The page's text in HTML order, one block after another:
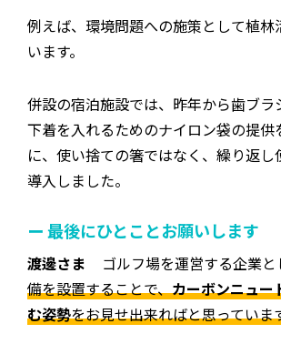
例えば、環境問題への施策として植林
います。
併設の宿泊施設では、昨年から歯ブラ
下着を入れるためのナイロン袋の提供
に、使い捨ての箸ではなく、繰り返し
導入しました。
ー 最後にひとことお願いします
渡邊さま ゴルフ場を運営する企業と
備を設置することで、カーボンニュー
む姿勢をお見せ出来ればと思っていま